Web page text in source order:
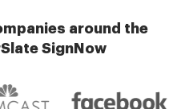
around the
SignNow